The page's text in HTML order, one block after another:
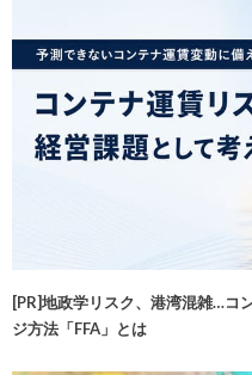
[PR]地政学リスク、港湾混雑…コ
ジ方法「FFA」とは